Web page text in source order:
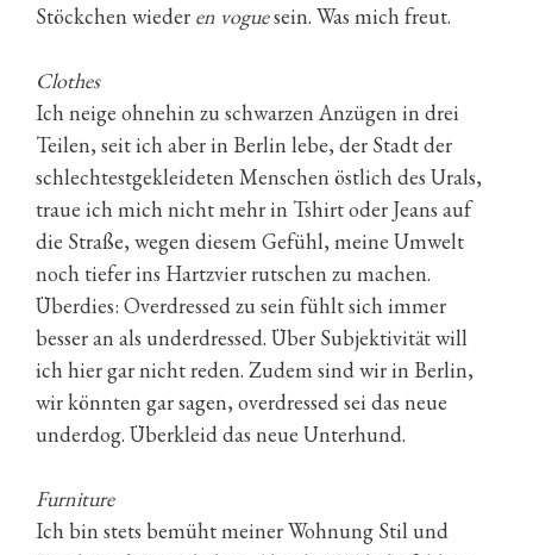
Stöckchen wieder en voguesein. Was mich freut.
Clothes
Ich neige ohnehin zu schwarzen Anzügen in drei
Teilen, seit ich aber in Berlin lebe, der Stadt der
schlechtestgekleideten Menschen östlich des Urals,
traue ich mich nicht mehr in Tshirt oder Jeans auf
die Straße, wegen diesem Gefühl, meine Umwelt
noch tiefer ins Hartzvier rutschen zu machen.
Überdies: Overdressed zu sein fühlt sich immer
besser an als underdressed. Über Subjektivität will
ich hier gar nicht reden. Zudem sind wir in Berlin,
wir könnten gar sagen, overdressed sei das neue
underdog. Überkleid das neue Unterhund.
Furniture
Ich bin stets bemüht meiner Wohnung Stil und